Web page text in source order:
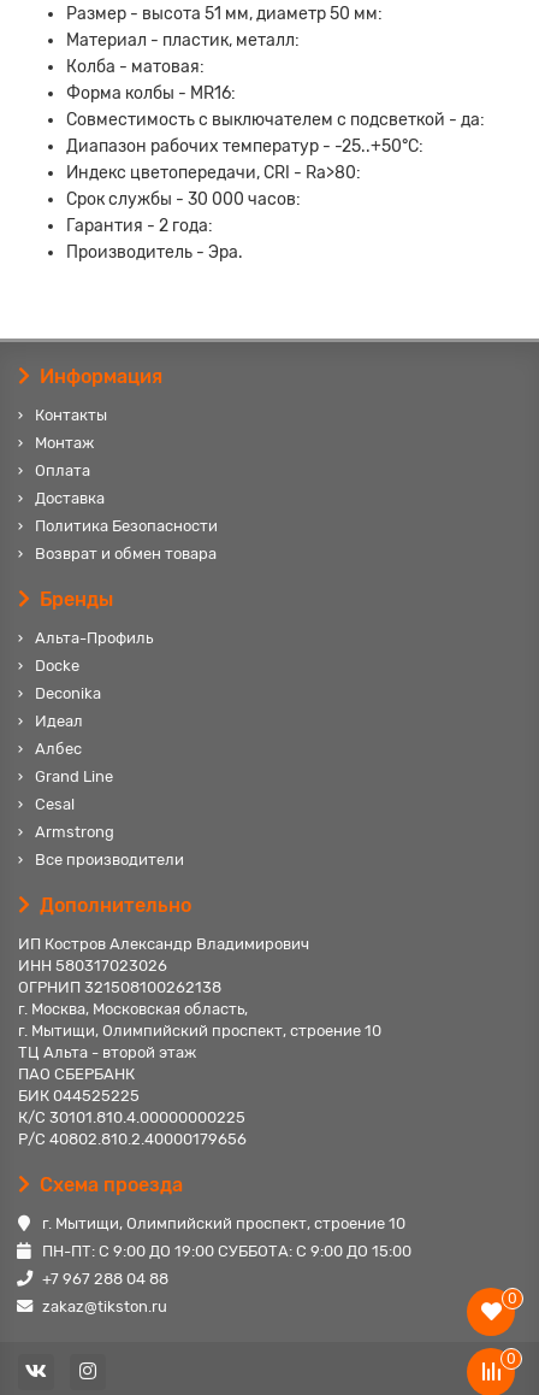
Размер - высота 51 мм, диаметр 50 мм:
Материал - пластик, металл:
Колба - матовая:
Форма колбы - MR16:
Совместимость с выключателем с подсветкой - да:
Диапазон рабочих температур - -25..+50°C:
Индекс цветопередачи, CRI - Ra>80:
Срок службы - 30 000 часов:
Гарантия - 2 года:
Производитель - Эра.
Информация
Контакты
Монтаж
Оплата
Доставка
Политика Безопасности
Возврат и обмен товара
Бренды
Альта-Профиль
Docke
Deconika
Идеал
Албес
Grand Line
Cesal
Armstrong
Все производители
Дополнительно
ИП Костров Александр Владимирович
ИНН 580317023026
ОГРНИП 321508100262138
г. Москва, Московская область,
г. Мытищи, Олимпийский проспект, строение 10
ТЦ Альта - второй этаж
ПАО СБЕРБАНК
БИК 044525225
К/С 30101.810.4.00000000225
Р/С 40802.810.2.40000179656
Схема проезда
г. Мытищи, Олимпийский проспект, строение 10
ПН-ПТ: С 9:00 ДО 19:00 СУББОТА: С 9:00 ДО 15:00
+7 967 288 04 88
zakaz@tikston.ru
0
0